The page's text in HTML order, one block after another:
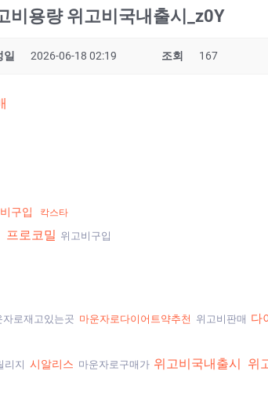
비용량 위고비국내출시_z0Y
일 2026-06-18 02:19 조회 167
구입 칵스타
프로코밀 위고비구입
자로재고있는곳 마운자로다이어트약추천 위고비판매 다
리지 시알리스 마운자로구매가 위고비국내출시 위